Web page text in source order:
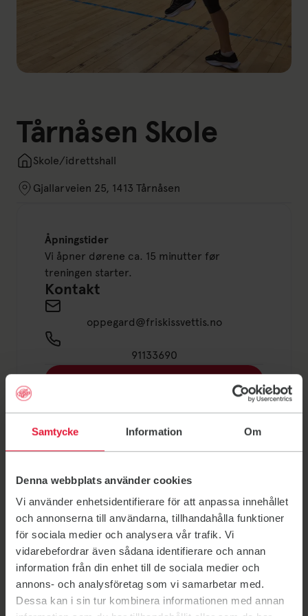
Samtycke Information Om
Denna webbplats använder cookies
Vi använder enhetsidentifierare för att anpassa innehållet
och annonserna till användarna, tillhandahålla funktioner
för sociala medier och analysera vår trafik. Vi
vidarebefordrar även sådana identifierare och annan
information från din enhet till de sociala medier och
annons- och analysföretag som vi samarbetar med.
Dessa kan i sin tur kombinera informationen med annan
Tårnåsen Skole
Skole/idrettshall
Gjallarveien 25, 1413 Tårnåsen
Åpningstider
Vi åpner dørene ca. 15 minutter før
treningen starter.
Kontakt
oppegard@friskissvettis.no
91133690
Timeplan/Booking
Les mer om Friskis Oppegård
Velkommen til Friskis Oppegård!
Gymsalen ligger på høyre side av bygningen - se etter
Friskis skilt.
Her finnes